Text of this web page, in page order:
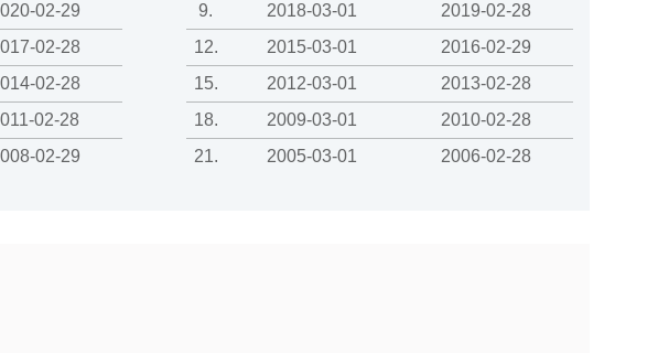
02-29 9. 2018-03-01
2019-02-28
02-28 12. 2015-03-01
2016-02-29
02-28 15. 2012-03-01
2013-02-28
02-28 18. 2009-03-01
2010-02-28
02-29 21. 2005-03-01
2006-02-28